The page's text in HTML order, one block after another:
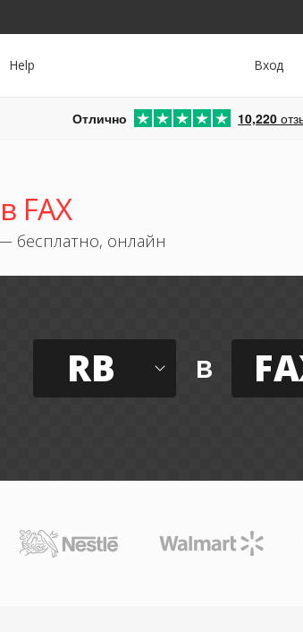
Вход
Help
Отлично 10,220
FAX
бесплатно, онлайн
RB в